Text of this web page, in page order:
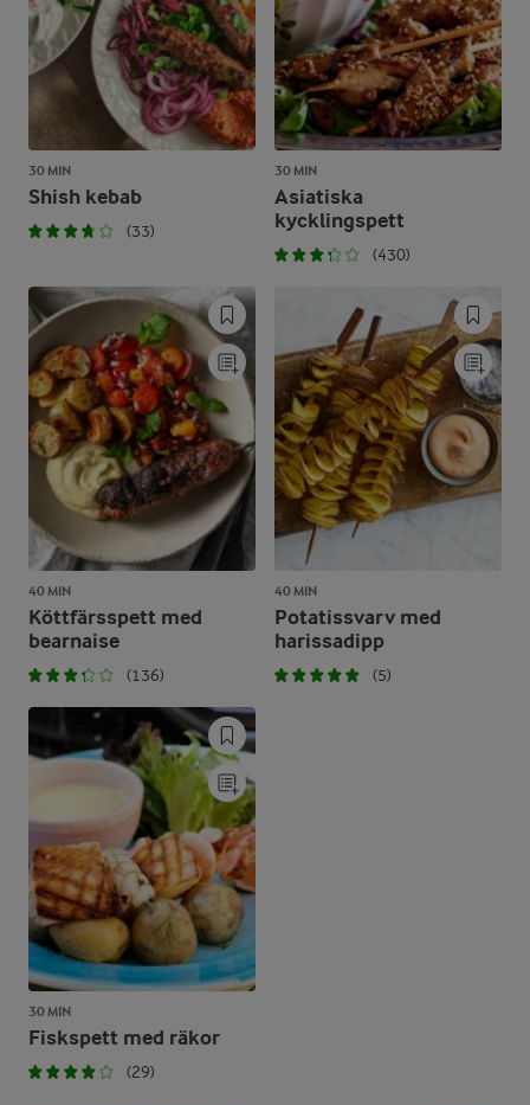
30 MIN
Shish kebab
(33)
30 MIN
Asiatiska
kycklingspett
(430)
40 MIN
Köttfärsspett med
bearnaise
(136)
40 MIN
Potatissvarv med
harissadipp
(5)
30 MIN
Fiskspett med räkor
(29)